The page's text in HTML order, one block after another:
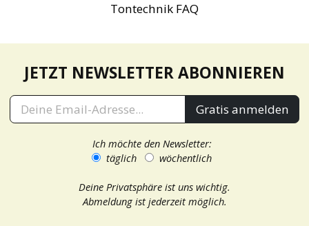
Tontechnik FAQ
JETZT NEWSLETTER ABONNIEREN
Gratis anmelden
Ich möchte den Newsletter:
täglich
wöchentlich
Deine Privatsphäre ist uns wichtig.
Abmeldung ist jederzeit möglich.